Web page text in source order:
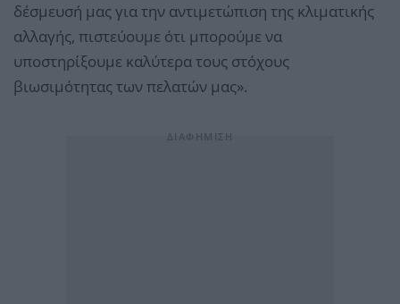
δέσμευσή μας για την αντιμετώπιση της κλιματικής
αλλαγής, πιστεύουμε ότι μπορούμε να
υποστηρίξουμε καλύτερα τους στόχους
βιωσιμότητας των πελατών μας».